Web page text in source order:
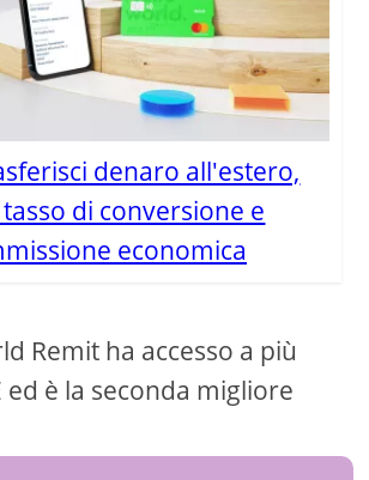
denaro all'estero,
di conversione e
economica
Remit ha accesso a più
ed è la seconda migliore